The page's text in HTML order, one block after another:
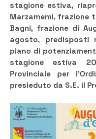
stagione estiva,
Marzamemi, frazione
Bagni, frazione di
agosto, predisposti
piano di
stagione estiva
Provinciale per
presieduto da S.E. il